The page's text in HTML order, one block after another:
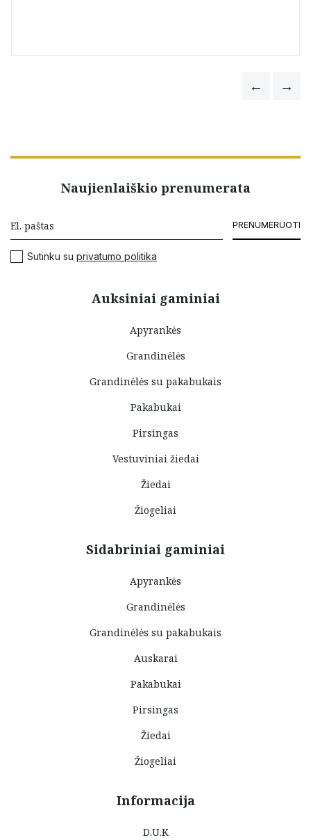
Auksiniai gaminiai
Apyrankės
Grandinėlės
Grandinėlės su pakabukais
Pakabukai
Pirsingas
Vestuviniai žiedai
Žiedai
Žiogeliai
Sidabriniai gaminiai
Apyrankės
Grandinėlės
Grandinėlės su pakabukais
Auskarai
Pakabukai
Pirsingas
Žiedai
Žiogeliai
Informacija
D.U.K
Naujienlaiškio prenumerata
PRENUMERUOTI
Sutinku su privatumo politika